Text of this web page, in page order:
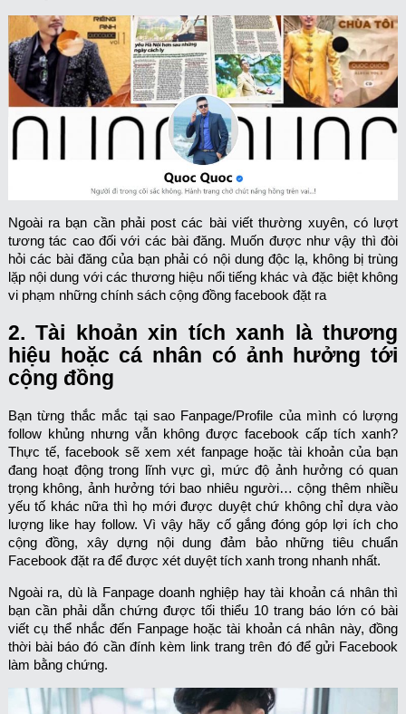
Ngoài ra bạn cần phải post các bài viết thường xuyên, có lượt
tương tác cao đối với các bài đăng. Muốn được như vậy thì đòi
hỏi các bài đăng của bạn phải có nội dung độc lạ, không bị trùng
lặp nội dung với các thương hiệu nổi tiếng khác và đặc biệt không
vi phạm những chính sách cộng đồng facebook đặt ra
2. Tài khoản xin tích xanh là thương
hiệu hoặc cá nhân có ảnh hưởng tới
cộng đồng
Bạn từng thắc mắc tại sao Fanpage/Profile của mình có lượng
follow khủng nhưng vẫn không được facebook cấp tích xanh?
Thực tế, facebook sẽ xem xét fanpage hoặc tài khoản của bạn
đang hoạt động trong lĩnh vực gì, mức độ ảnh hưởng có quan
trọng không, ảnh hưởng tới bao nhiêu người… cộng thêm nhiều
yếu tố khác nữa thì họ mới được duyệt chứ không chỉ dựa vào
lượng like hay follow. Vì vậy hãy cố gắng đóng góp lợi ích cho
cộng đồng, xây dựng nội dung đảm bảo những tiêu chuẩn
Facebook đặt ra để được xét duyệt tích xanh trong nhanh nhất.
Ngoài ra, dù là Fanpage doanh nghiệp hay tài khoản cá nhân thì
bạn cần phải dẫn chứng được tối thiểu 10 trang báo lớn có bài
viết cụ thể nhắc đến Fanpage hoặc tài khoản cá nhân này, đồng
thời bài báo đó cần đính kèm link trang trên đó để gửi Facebook
làm bằng chứng.